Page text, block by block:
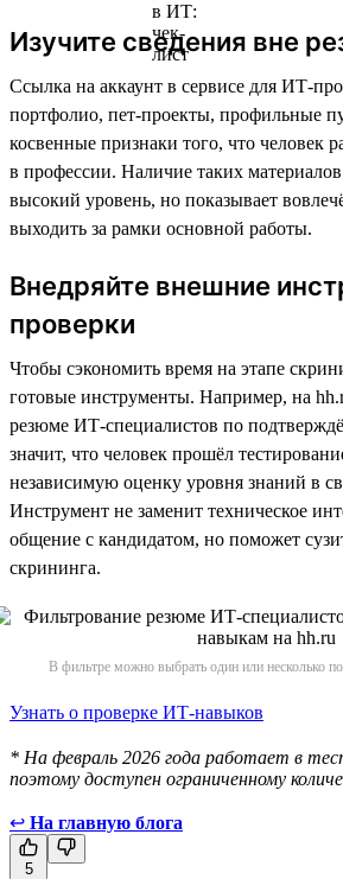
Изучите сведения вне
Ссылка на аккаунт в сервисе для ИТ-
портфолио, пет-проекты, профильные
косвенные признаки того, что человек
в профессии. Наличие таких
высокий уровень, но показывает
выходить за рамки основной работы.
Внедряйте внешние
проверки
Чтобы сэкономить время на этапе
готовые инструменты. Например, на
резюме ИТ-специалистов по
значит, что человек прошёл
независимую оценку уровня знаний в
Инструмент не заменит техническое
общение с кандидатом, но поможет
скрининга.
В фильтре можно выбрать один или несколько
Узнать о проверке ИТ-навыков
* На февраль 2026 года работает в
поэтому доступен ограниченному
↩ На главную блога
5